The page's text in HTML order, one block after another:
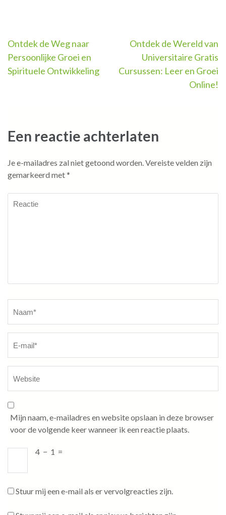
Berichtnavigatie
Ontdek de Weg naar
Persoonlijke Groei en
Spirituele Ontwikkeling
Ontdek de Wereld van
Universitaire Gratis
Cursussen: Leer en Groei
Online!
Een reactie achterlaten
Je e-mailadres zal niet getoond worden.Vereiste velden zijn
gemarkeerd met*
Mijn naam, e-mailadres en website opslaan in deze browser
voor de volgende keer wanneer ik een reactie plaats.
4 − 1 =
Stuur mij een e-mail als er vervolgreacties zijn.